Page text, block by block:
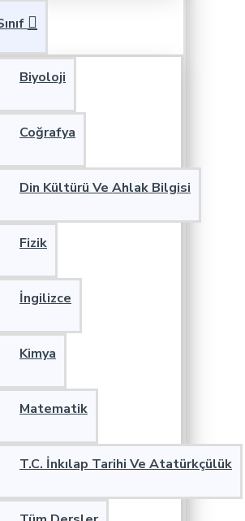
Biyoloji
Coğrafya
Din Kültürü Ve Ahlak Bilgisi
Fizik
İngilizce
Kimya
Matematik
T.C. İnkılap Tarihi Ve Atatürkçülük